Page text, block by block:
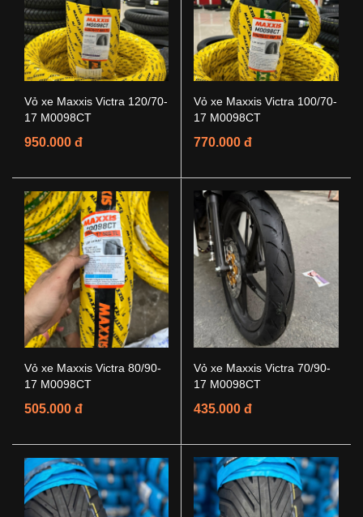
Vỏ xe Maxxis Victra 120/70-
17 M0098CT
950.000 đ
Vỏ xe Maxxis Victra 100/70-
17 M0098CT
770.000 đ
Vỏ xe Maxxis Victra 80/90-
17 M0098CT
505.000 đ
Vỏ xe Maxxis Victra 70/90-
17 M0098CT
435.000 đ